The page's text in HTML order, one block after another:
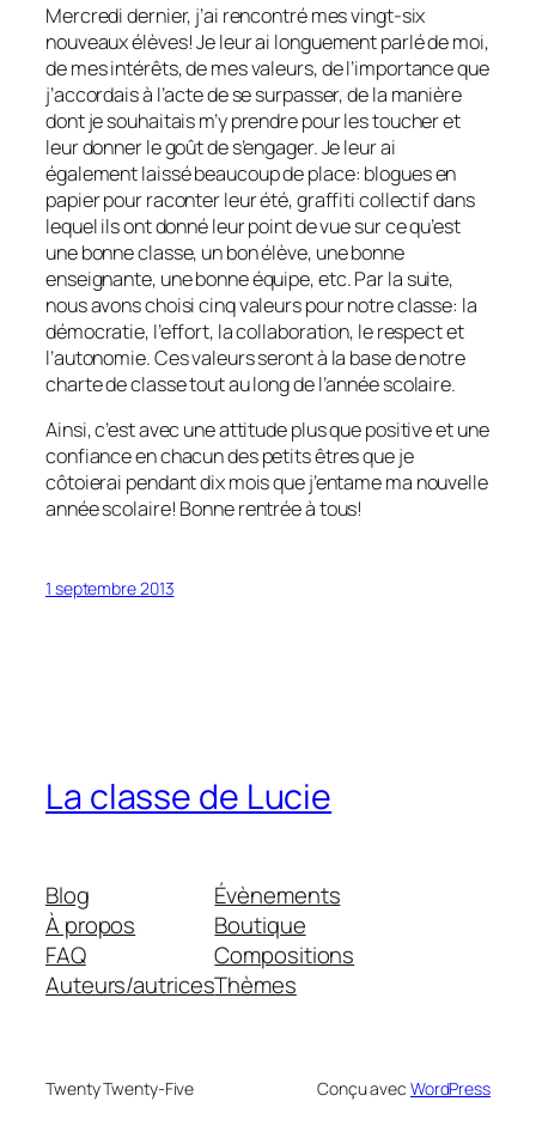
Mercredi dernier, j’ai rencontré mes vingt-six
nouveaux élèves! Je leur ai longuement parlé de moi,
de mes intérêts, de mes valeurs, de l’importance que
j’accordais à l’acte de se surpasser, de la manière
dont je souhaitais m’y prendre pour les toucher et
leur donner le goût de s’engager. Je leur ai
également laissé beaucoup de place: blogues en
papier pour raconter leur été, graffiti collectif dans
lequel ils ont donné leur point de vue sur ce qu’est
une bonne classe, un bon élève, une bonne
enseignante, une bonne équipe, etc. Par la suite,
nous avons choisi cinq valeurs pour notre classe: la
démocratie, l’effort, la collaboration, le respect et
l’autonomie. Ces valeurs seront à la base de notre
charte de classe tout au long de l’année scolaire.
Ainsi, c’est avec une attitude plus que positive et une
confiance en chacun des petits êtres que je
côtoierai pendant dix mois que j’entame ma nouvelle
année scolaire! Bonne rentrée à tous!
1 septembre 2013
La classe de Lucie
Blog
À propos
FAQ
Auteurs/autrices
Évènements
Boutique
Compositions
Thèmes
Twenty Twenty-Five Conçu avec WordPress